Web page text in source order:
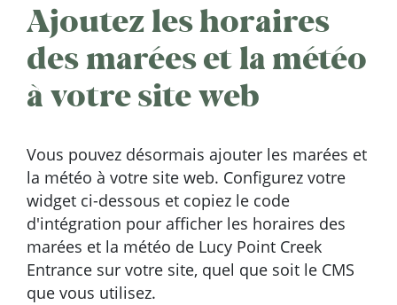
Ajoutez les horaires
des marées et la météo
à votre site web
Vous pouvez désormais ajouter les marées et
la météo à votre site web. Configurez votre
widget ci-dessous et copiez le code
d'intégration pour afficher les horaires des
marées et la météo de Lucy Point Creek
Entrance sur votre site, quel que soit le CMS
que vous utilisez.